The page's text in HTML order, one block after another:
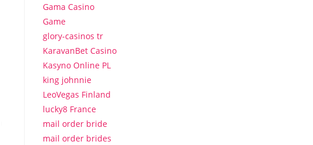
Gama Casino
Game
glory-casinos tr
KaravanBet Casino
Kasyno Online PL
king johnnie
LeoVegas Finland
lucky8 France
mail order bride
mail order brides